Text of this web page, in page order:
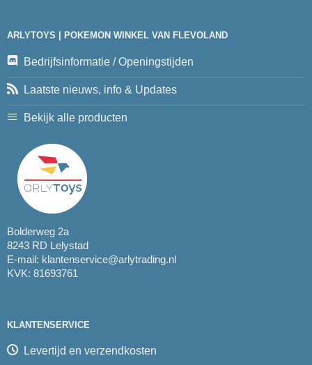
ARLYTOYS | POKEMON WINKEL VAN FLEVOLAND
Bedrijfsinformatie / Openingstijden
Laatste nieuws, info & Updates
Bekijk alle producten
Bolderweg 2a
8243 RD Lelystad
E-mail: klantenservice@arlytrading.nl
KVK: 81693761
KLANTENSERVICE
Levertijd en verzendkosten